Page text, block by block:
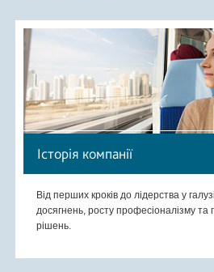
Історія компанії
Від перших кроків до лідерства у
досягнень, росту професіоналізму та
рішень.